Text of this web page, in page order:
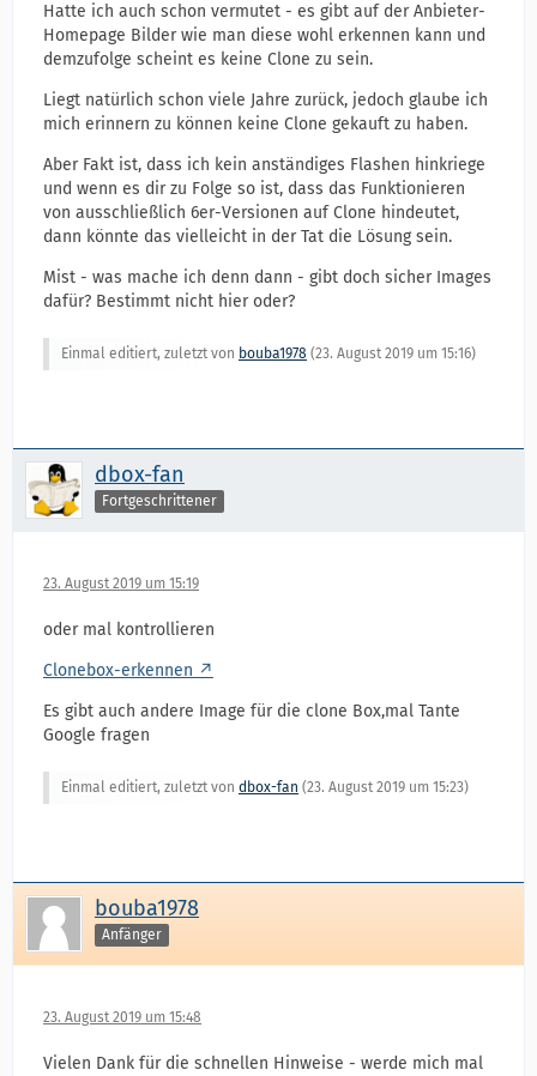
Hatte ich auch schon vermutet - es gibt auf der Anbieter-
Homepage Bilder wie man diese wohl erkennen kann und
demzufolge scheint es keine Clone zu sein.
Liegt natürlich schon viele Jahre zurück, jedoch glaube ich
mich erinnern zu können keine Clone gekauft zu haben.
Aber Fakt ist, dass ich kein anständiges Flashen hinkriege
und wenn es dir zu Folge so ist, dass das Funktionieren
von ausschließlich 6er-Versionen auf Clone hindeutet,
dann könnte das vielleicht in der Tat die Lösung sein.
Mist - was mache ich denn dann - gibt doch sicher Images
dafür? Bestimmt nicht hier oder?
Einmal editiert, zuletzt von bouba1978 (23. August 2019 um 15:16)
dbox-fan
Fortgeschrittener
23. August 2019 um 15:19
oder mal kontrollieren
Clonebox-erkennen
Es gibt auch andere Image für die clone Box,mal Tante
Google fragen
Einmal editiert, zuletzt von dbox-fan (23. August 2019 um 15:23)
bouba1978
Anfänger
23. August 2019 um 15:48
Vielen Dank für die schnellen Hinweise - werde mich mal